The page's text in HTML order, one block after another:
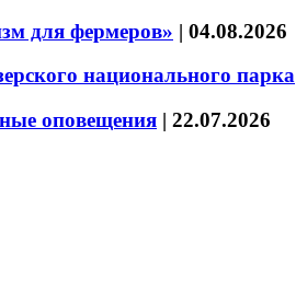
для фермеров» | 04.08.2026
национального парка
оповещения | 22.07.2026